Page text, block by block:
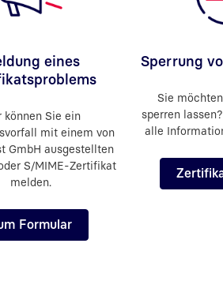
eines
können Sie ein
mit einem von
GmbH ausgestellten
S/MIME-Zertifikat
melden.
Formular
Sperrung
Sie
sperren
alle